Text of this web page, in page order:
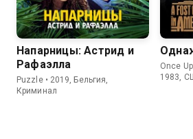
Напарницы: Астрид и
Рафаэлла
Puzzle • 2019, Бельгия,
Криминал
Once
1983,